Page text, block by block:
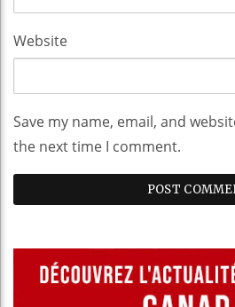
Website
Save my name, email, and
the next time I comment.